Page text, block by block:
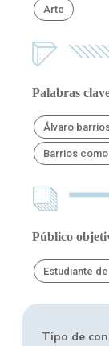
Arte
Palabras
Álvaro
Barrios
Público
Estudiante
Tipo de